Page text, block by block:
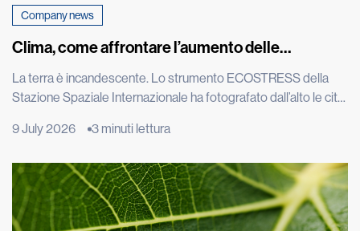
Company news
Clima, come affrontare l’aumento delle
La terra è incandescente. Lo strumento ECOSTRESS della
Stazione Spaziale Internazionale ha fotografato dall’alto le città
decenni e le immagini satellitari di Roma, Parigi e Madrid
nel cemento è visibile persino dallo spazio. L’effetto isola di
calore è un […]
9 July 2026 3 minuti lettura